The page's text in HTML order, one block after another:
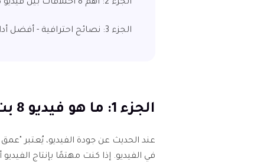
الجزء 2: أهم 8 اختلافات بين فيديو 8 بت و10 بت
الجزء 3: نصائح احترافية - أفضل أداة لتحسين فيديو HDR مجانًا
الجزء 1: ما هو فيديو 8 بت وما هو فيديو 10 بت؟
عند الحديث عن جودة الفيديو، يُعتبر
في الفيديو. إذا كنت مهتمًا بإنتاج